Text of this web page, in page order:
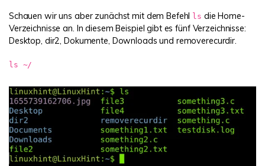
Schauen wir uns aber zunächst mit dem Befehl ls die Home-
Verzeichnisse an. In diesem Beispiel gibt es fünf Verzeichnisse:
Desktop, dir2, Dokumente, Downloads und removerecurdir.
ls ~/